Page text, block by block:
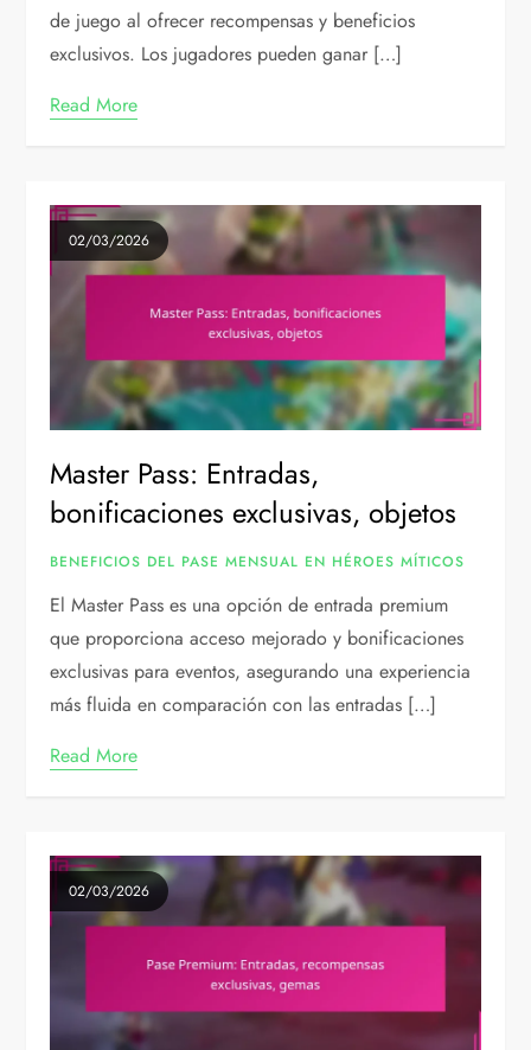
de juego al ofrecer recompensas y beneficios
exclusivos. Los jugadores pueden ganar […]
Read More
02/03/2026
Master Pass: Entradas,
bonificaciones exclusivas, objetos
BENEFICIOS DEL PASE MENSUAL EN HÉROES MÍTICOS
El Master Pass es una opción de entrada premium
que proporciona acceso mejorado y bonificaciones
exclusivas para eventos, asegurando una experiencia
más fluida en comparación con las entradas […]
Read More
02/03/2026